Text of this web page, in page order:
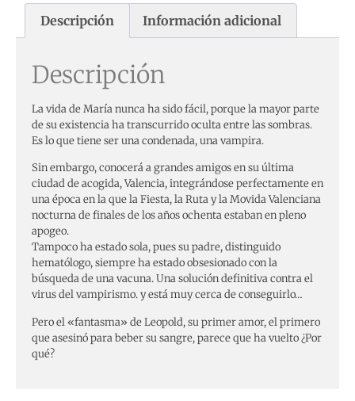
Descripción Información adicional
Descripción
La vida de María nunca ha sido fácil, porque la mayor parte
de su existencia ha transcurrido oculta entre las sombras.
Es lo que tiene ser una condenada, una vampira.
Sin embargo, conocerá a grandes amigos en su última
ciudad de acogida, Valencia, integrándose perfectamente en
una época en la que la Fiesta, la Ruta y la Movida Valenciana
nocturna de finales de los años ochenta estaban en pleno
apogeo.
Tampoco ha estado sola, pues su padre, distinguido
hematólogo, siempre ha estado obsesionado con la
búsqueda de una vacuna. Una solución definitiva contra el
virus del vampirismo. y está muy cerca de conseguirlo…
Pero el «fantasma» de Leopold, su primer amor, el primero
que asesinó para beber su sangre, parece que ha vuelto ¿Por
qué?